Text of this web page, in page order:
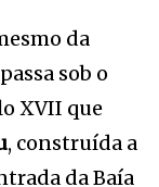
da
sob o
XVII que
, construída a
da Baía